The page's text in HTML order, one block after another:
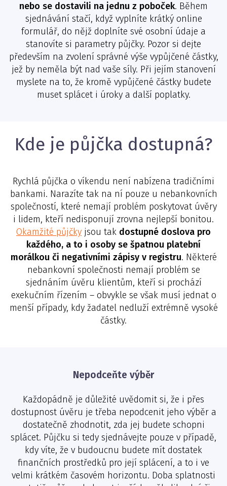
nebo se dostavili na jednu z poboček. Během
sjednávání stačí, když vyplníte krátký online
formulář, do nějž doplníte své osobní údaje a
stanovíte si parametry půjčky. Pozor si dejte
především na zvolení správné výše vypůjčené částky,
jež by neměla být nad vaše síly. Při jejím stanovení
myslete na to, že kromě vypůjčené částky budete
muset splácet i úroky a další poplatky.
Kde je půjčka dostupná?
Rychlá půjčka o víkendu není nabízena tradičními
bankami. Narazíte tak na ní pouze u nebankovních
společností, které nemají problém poskytovat úvěry
i lidem, kteří nedisponují zrovna nejlepší bonitou.
Okamžité půjčky jsou tak dostupné doslova pro
každého, a to i osoby se špatnou platební
morálkou či negativními zápisy v registru. Některé
nebankovní společnosti nemají problém se
sjednáním úvěru klientům, kteří si prochází
exekučním řízením – obvykle se však musí jednat o
menší případy, kdy žadatel nedluží extrémně vysoké
částky.
Nepodceňte výběr
Každopádně je důležité uvědomit si, že i přes
dostupnost úvěru je třeba nepodcenit jeho výběr a
dostatečně zhodnotit, zda jej budete schopni
splácet. Půjčku si tedy sjednávejte pouze v případě,
kdy víte, že v budoucnu budete mít dostatek
finančních prostředků pro její splácení, a to i ve
velmi krátkém časovém horizontu. Doba splatnosti